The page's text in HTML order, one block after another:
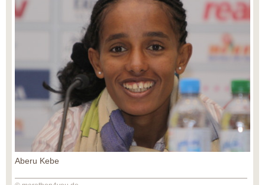
Aberu Kebe